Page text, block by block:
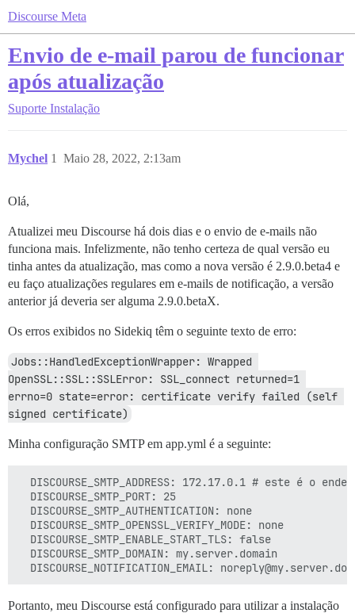
Discourse Meta
Envio de e-mail parou de funcionar
após atualização
Suporte Instalação
Mychel Maio 28, 2022, 2:13am
1
Olá,
Atualizei meu Discourse há dois dias e o envio de e-mails não
funciona mais. Infelizmente, não tenho certeza de qual versão eu
tinha antes da atualização, mas como a nova versão é 2.9.0.beta4 e
eu faço atualizações regulares em e-mails de notificação, a versão
anterior já deveria ser alguma 2.9.0.betaX.
Os erros exibidos no Sidekiq têm o seguinte texto de erro:
Jobs::HandledExceptionWrapper: Wrapped
OpenSSL::SSL::SSLError: SSL_connect returned=1
errno=0 state=error: certificate verify failed (self
signed certificate)
Minha configuração SMTP em app.yml é a seguinte:
DISCOURSE_SMTP_ADDRESS: 172.17.0.1 # este é o
  DISCOURSE_SMTP_PORT: 25
  DISCOURSE_SMTP_AUTHENTICATION: none
  DISCOURSE_SMTP_OPENSSL_VERIFY_MODE: none
  DISCOURSE_SMTP_ENABLE_START_TLS: false
  DISCOURSE_SMTP_DOMAIN: my.server.domain
Portanto, meu Discourse está configurado para utilizar a instalação